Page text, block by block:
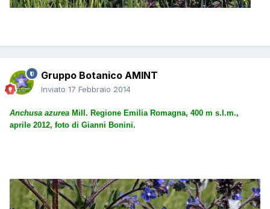
Gruppo Botanico AMINT
Inviato 17 Febbraio 2014
Anchusa azurea Mill. Regione Emilia Romagna, 400 m s.l.m.,
aprile 2012, foto di Gianni Bonini.